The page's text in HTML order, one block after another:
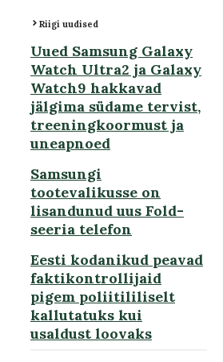
Riigi uudised
Uued Samsung Galaxy
Watch Ultra2 ja Galaxy
Watch9 hakkavad
jälgima südame tervist,
treeningkoormust ja
uneapnoed
Samsungi
tootevalikusse on
lisandunud uus Fold-
seeria telefon
Eesti kodanikud peavad
faktikontrollijaid
pigem poliitililiselt
kallutatuks kui
usaldust loovaks